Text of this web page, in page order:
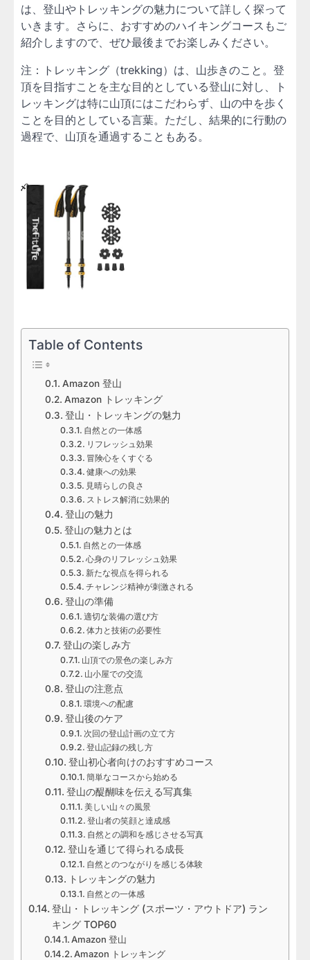
は、登山やトレッキングの魅力について詳しく探って
いきます。さらに、おすすめのハイキングコースもご
紹介しますので、ぜひ最後までお楽しみください。
注：トレッキング（trekking）は、山歩きのこと。登
頂を目指すことを主な目的としている登山に対し、ト
レッキングは特に山頂にはこだわらず、山の中を歩く
ことを目的としている言葉。ただし、結果的に行動の
過程で、山頂を通過することもある。
Table of Contents
Amazon 登山
Amazon トレッキング
登山・トレッキングの魅力
自然との一体感
リフレッシュ効果
冒険心をくすぐる
健康への効果
見晴らしの良さ
ストレス解消に効果的
登山の魅力
登山の魅力とは
自然との一体感
心身のリフレッシュ効果
新たな視点を得られる
チャレンジ精神が刺激される
登山の準備
適切な装備の選び方
体力と技術の必要性
登山の楽しみ方
山頂での景色の楽しみ方
山小屋での交流
登山の注意点
環境への配慮
登山後のケア
次回の登山計画の立て方
登山記録の残し方
登山初心者向けのおすすめコース
簡単なコースから始める
登山の醍醐味を伝える写真集
美しい山々の風景
登山者の笑顔と達成感
自然との調和を感じさせる写真
登山を通じて得られる成長
自然とのつながりを感じる体験
トレッキングの魅力
自然との一体感
登山・トレッキング (スポーツ・アウトドア) ラン
キング TOP60
Amazon 登山
Amazon トレッキング